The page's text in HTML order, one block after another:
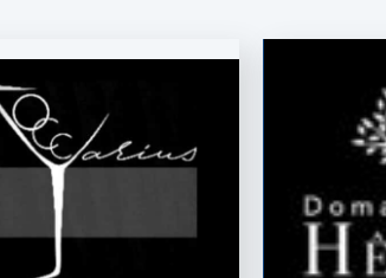
DOMAINE DES HÊTRES